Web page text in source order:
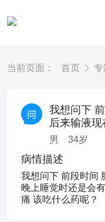
当前页面： 首页 专
我想问下
后来输液
男 34岁
病情描述
我想问下 前段时间
晚上睡觉时还是会
痛 该吃什么药呢？